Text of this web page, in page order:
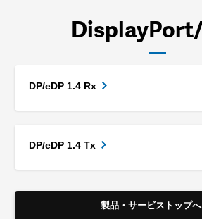
DP/eDP 1.4 Rx
DP/eDP 1.4 Tx
製品・サービストップへ